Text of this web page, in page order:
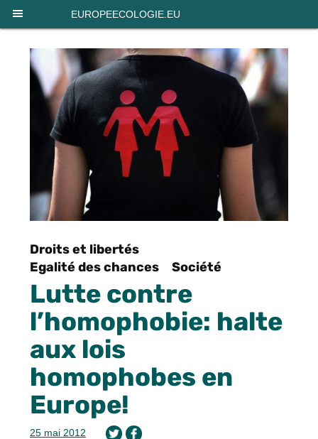
EUROPEECOLOGIE.EU
Droits et libertés
Egalité des chances
Société
Lutte contre
l’homophobie: halte
aux lois
homophobes en
Europe!
25 mai 2012